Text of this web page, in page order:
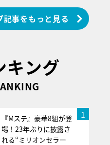
記事をもっと見る
キング
1
『Mステ』豪華8組が登
場！23年ぶりに披露さ
れる“ミリオンセラー